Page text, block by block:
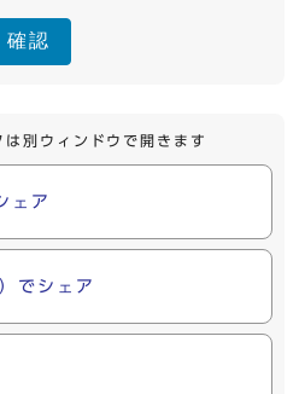
確認
別ウィンドウで開きます
ェア
でシェア